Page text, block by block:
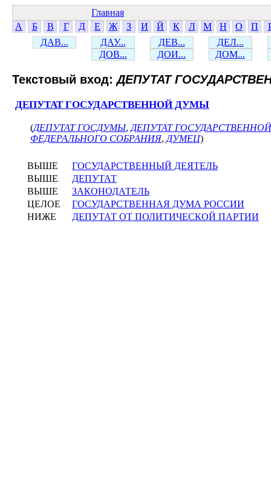
Главная
А
Б В Г Д Е Ж З И Й К Л М Н О П
ДАВ...
ДАУ... ДЕВ...
ДЕЛ...
ДОВ...
ДОИ... ДОМ...
Текстовый вход:ДЕПУТАТ
ДЕПУТАТ ГОСУДАРСТВЕННОЙ ДУМЫ
(ДЕПУТАТ ГОСДУМЫ, ДЕПУТАТ
ФЕДЕРАЛЬНОГО СОБРАНИЯ, ДУМЕЦ)
ВЫШЕ
ГОСУДАРСТВЕННЫЙ ДЕЯТЕЛЬ
ВЫШЕ
ДЕПУТАТ
ВЫШЕ
ЗАКОНОДАТЕЛЬ
ЦЕЛОЕ
ГОСУДАРСТВЕННАЯ ДУМА РОССИИ
НИЖЕ
ДЕПУТАТ ОТ ПОЛИТИЧЕСКОЙ ПАРТИИ